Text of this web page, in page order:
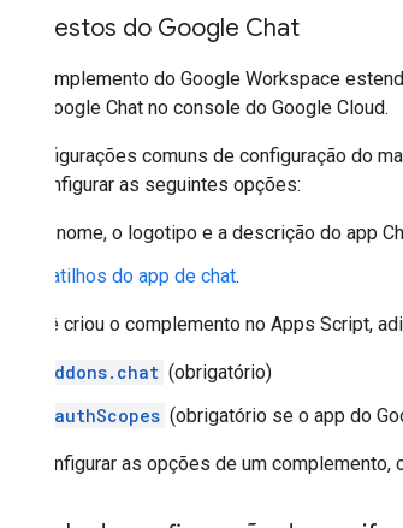
Manifestos do Google Chat
Se o complemento do Google Workspace
a API Google Chat no console do Google Cloud.
As configurações comuns de configuração do
para configurar as seguintes opções:
O nome, o logotipo e a descrição do app
Gatilhos do app de chat.
Se você criou o complemento no Apps Script,
addons.chat (obrigatório)
oauthScopes (obrigatório se o app do
Para configurar as opções de um complemento,